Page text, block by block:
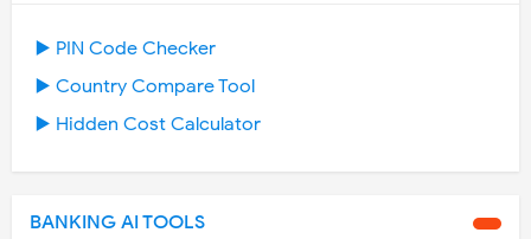
▶️ PIN Code Checker
▶️ Country Compare Tool
▶️ Hidden Cost Calculator
BANKING AI TOOLS